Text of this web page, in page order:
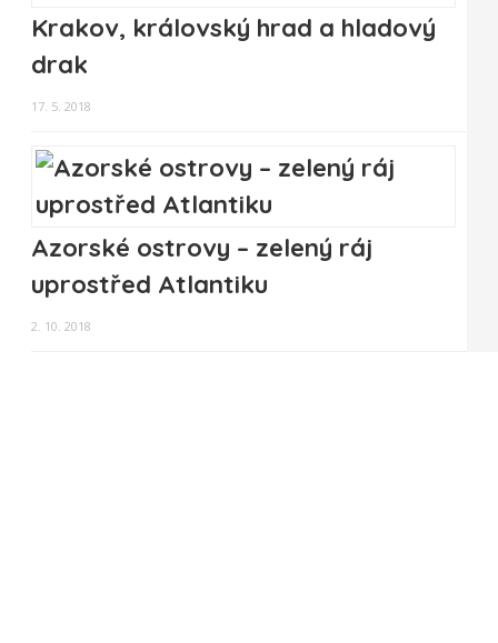
Krakov, královský hrad a hladový
drak
17. 5. 2018
Azorské ostrovy – zelený ráj
uprostřed Atlantiku
2. 10. 2018